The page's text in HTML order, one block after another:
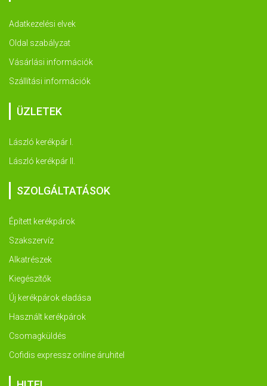
Adatkezelési elvek
Oldal szabályzat
Vásárlási információk
Szállítási információk
ÜZLETEK
László kerékpár I.
László kerékpár II.
SZOLGÁLTATÁSOK
Épített kerékpárok
Szakszervíz
Alkatrészek
Kiegészítők
Új kerékpárok eladása
Használt kerékpárok
Csomagküldés
Cofidis expressz online áruhitel